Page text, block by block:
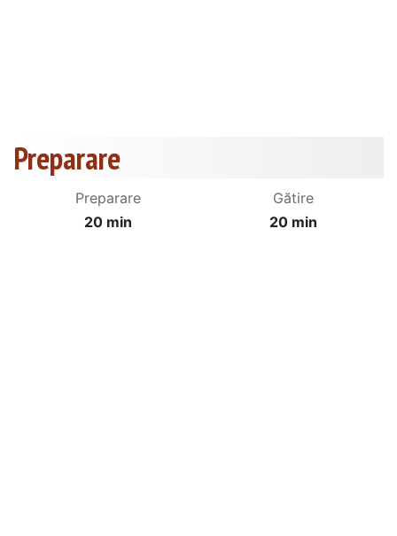
Preparare
Preparare
20 min
Gătire
20 min